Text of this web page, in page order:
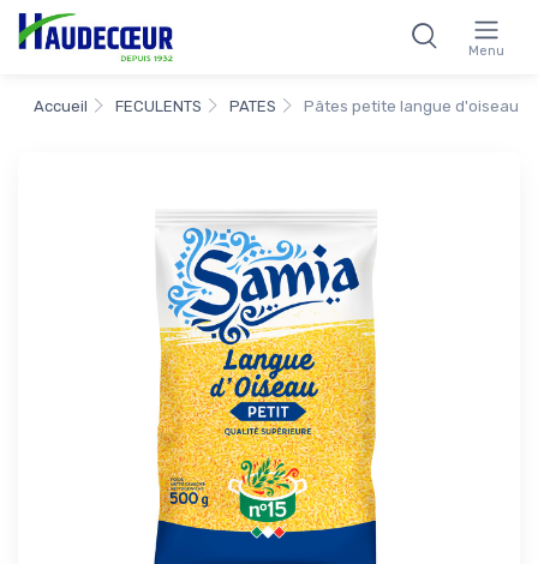
Menu
Accueil FECULENTS PATES Pâtes petite langue d'oiseau